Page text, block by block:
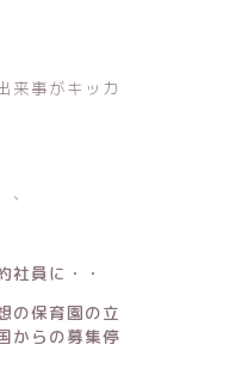
来事がキッカ
社員に・・
の保育園の立
からの募集停